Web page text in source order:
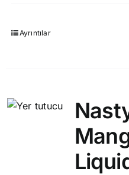
Ayrıntılar